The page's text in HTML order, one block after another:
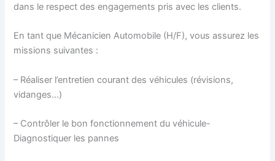
dans le respect des engagements pris avec les clients.
En tant que Mécanicien Automobile (H/F), vous assurez les
missions suivantes :
– Réaliser l’entretien courant des véhicules (révisions,
vidanges…)
– Contrôler le bon fonctionnement du véhicule-
Diagnostiquer les pannes